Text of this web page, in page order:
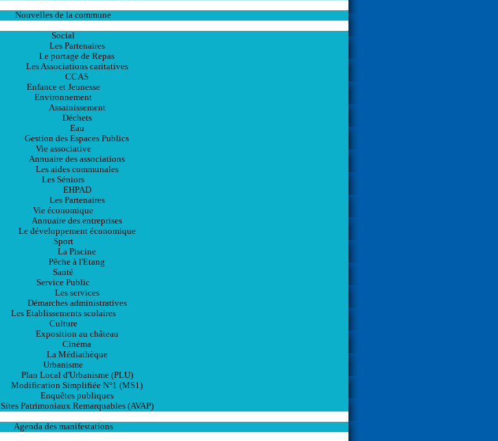
Nouvelles de la commune
Social
Les Partenaires
Le portage de Repas
Les Associations caritatives
CCAS
Enfance et Jeunesse
Environnement
Assainissement
Déchets
Eau
Gestion des Espaces Publics
Vie associative
Annuaire des associations
Les aides communales
Les Séniors
EHPAD
Les Partenaires
Vie économique
Annuaire des entreprises
Le développement économique
Sport
La Piscine
Pêche à l'Etang
Santé
Service Public
Les services
Démarches administratives
Les Etablissements scolaires
Culture
Exposition au château
Cinéma
La Médiathèque
Urbanisme
Plan Local d'Urbanisme (PLU)
Modification Simplifiée N°1 (MS1)
Enquêtes publiques
Sites Patrimoniaux Remarquables (AVAP)
Agenda des manifestations